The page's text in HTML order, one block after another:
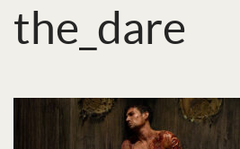
the_dare